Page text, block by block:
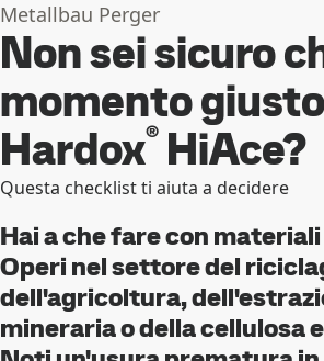
Metallbau Perger
Non sei sicuro
momento
Hardox® HiAce?
Questa checklist ti aiuta a decidere
Hai a che fare con
Operi nel settore del
dell'agricoltura,
mineraria o della cellulosa